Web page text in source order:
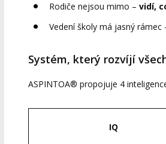
Rodiče nejsou mimo – vidí,
Vedení školy má jasný rámec
Systém, který rozvíjí
ASPINTOA® propojuje 4
IQ